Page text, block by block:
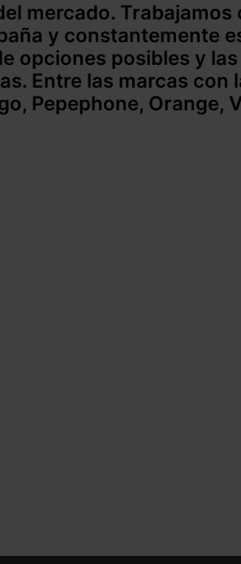
mercado.
y constantemente
opciones posibles y
Entre las marcas con
Pepephone, Orange,